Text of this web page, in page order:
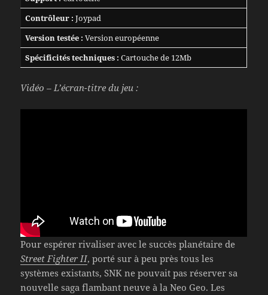
Contrôleur : Joypad
Version testée : Version européenne
Spécificités techniques : Cartouche de 12Mb
Vidéo – L’écran-titre du jeu :
Pour espérer rivaliser avec le succès planétaire de
Street Fighter II, porté sur à peu près tous les
systèmes existants, SNK ne pouvait pas réserver sa
nouvelle saga flambant neuve à la Neo Geo. Les